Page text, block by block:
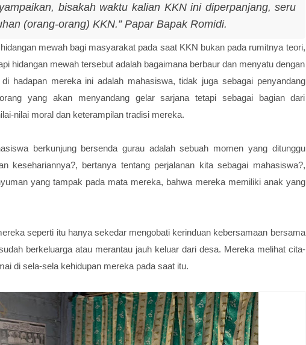
bisakah waktu kalian KKN ini diperpanjang, seru
(orang-orang) KKN.” Papar Bapak Romidi.
mewah bagi masyarakat pada saat KKN bukan pada rumitnya teori,
hidangan mewah tersebut adalah bagaimana berbaur dan menyatu dengan
hadapan mereka ini adalah mahasiswa, tidak juga sebagai penyandang
yang akan menyandang gelar sarjana tetapi sebagai bagian dari
nilai moral dan keterampilan tradisi mereka.
berkunjung bersenda gurau adalah sebuah momen yang ditunggu
kesehariannya?, bertanya tentang perjalanan kita sebagai mahasiswa?,
yang tampak pada mata mereka, bahwa mereka memiliki anak yang
seperti itu hanya sekedar mengobati kerinduan kebersamaan bersama
berkeluarga atau merantau jauh keluar dari desa. Mereka melihat cita-
di sela-sela kehidupan mereka pada saat itu.